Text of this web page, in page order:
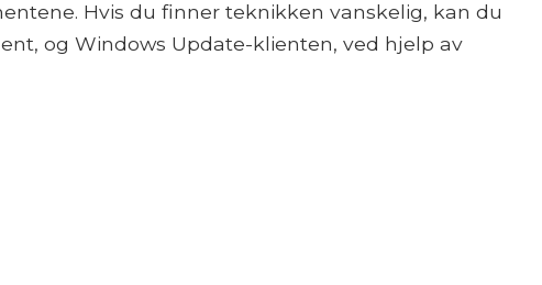
Hvis du finner teknikken vanskelig, kan du
og Windows Update-klienten, ved hjelp av